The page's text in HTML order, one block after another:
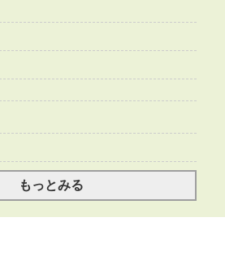
もっとみる